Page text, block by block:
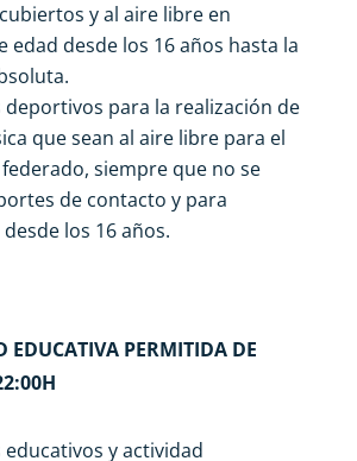
y al aire libre en
edad desde los 16 años hasta la
deportivos para la realización de
que sean al aire libre para el
siempre que no se
de contacto y para
los 16 años.
EDUCATIVA PERMITIDA DE
y actividad